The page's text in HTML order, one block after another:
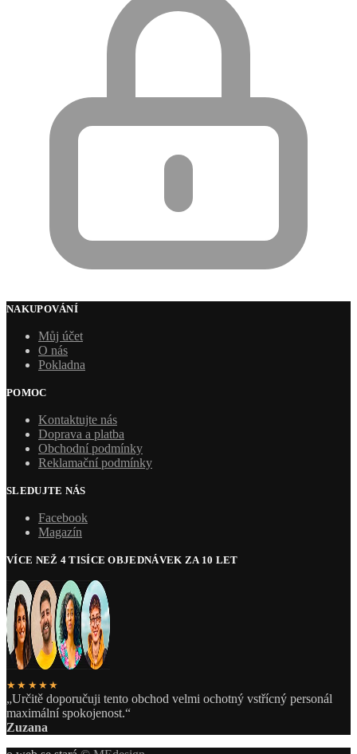
NAKUPOVÁNÍ
Můj účet
O nás
Pokladna
POMOC
Kontaktujte nás
Doprava a platba
Obchodní podmínky
Reklamační podmínky
SLEDUJTE NÁS
Facebook
Magazín
VÍCE NEŽ 4 TISÍCE OBJEDNÁVEK ZA 10 LET
★★★★★
„Určitě doporučuji tento obchod velmi ochotný vstřícný personál
maximální spokojenost.“
Zuzana